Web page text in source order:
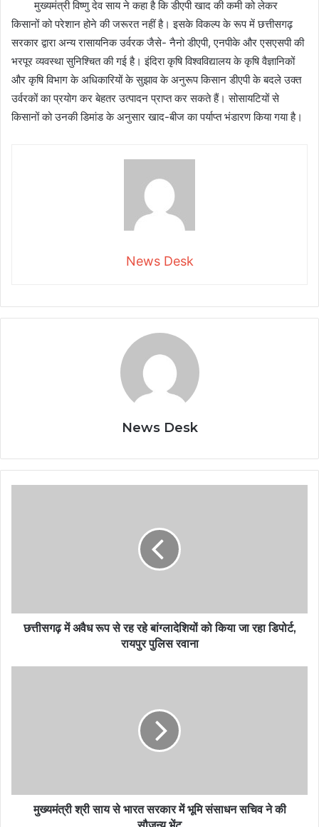
मुख्यमंत्री विष्णु देव साय ने कहा है कि डीएपी खाद की कमी को लेकर
किसानों को परेशान होने की जरूरत नहीं है। इसके विकल्प के रूप में छत्तीसगढ़
सरकार द्वारा अन्य रासायनिक उर्वरक जैसे- नैनो डीएपी, एनपीके और एसएसपी की
भरपूर व्यवस्था सुनिश्चित की गई है। इंदिरा कृषि विश्वविद्यालय के कृषि वैज्ञानिकों
और कृषि विभाग के अधिकारियों के सुझाव के अनुरूप किसान डीएपी के बदले उक्त
उर्वरकों का प्रयोग कर बेहतर उत्पादन प्राप्त कर सकते हैं। सोसायटियों से
किसानों को उनकी डिमांड के अनुसार खाद-बीज का पर्याप्त भंडारण किया गया है।
News Desk
News Desk
छत्तीसगढ़ में अवैध रूप से रह रहे बांग्लादेशियों को किया जा रहा डिपोर्ट,
रायपुर पुलिस रवाना
मुख्यमंत्री श्री साय से भारत सरकार में भूमि संसाधन सचिव ने की